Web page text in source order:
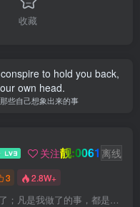
收藏
to hold you back,
own head.
些自己想象出来的事
关注靓:0061 离线
3 2.8W+
凡是我相信的，我都做了；凡是我做了的事，都是全身心地投入去做的